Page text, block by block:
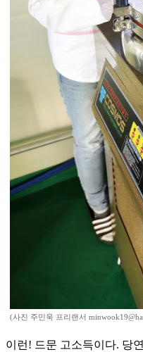
(사진 주민욱 프리랜서
이런! 드문 고소득이다. 당